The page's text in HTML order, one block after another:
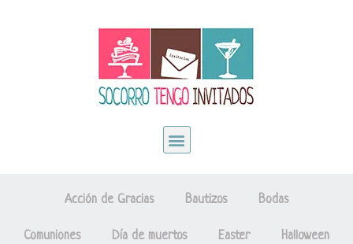
Acción de Gracias Bautizos Bodas
Comuniones Día de muertos Easter Halloween